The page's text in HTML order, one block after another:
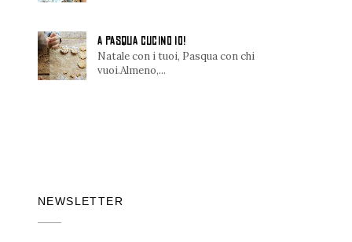
A PASQUA CUCINO IO!
Natale con i tuoi, Pasqua con chi
vuoi.Almeno,...
NEWSLETTER